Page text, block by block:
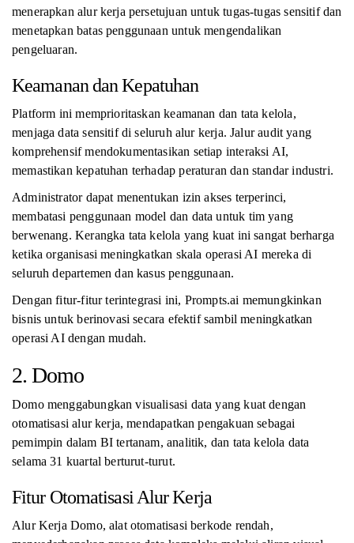
menerapkan alur kerja persetujuan untuk tugas-tugas sensitif dan
menetapkan batas penggunaan untuk mengendalikan
pengeluaran.
Keamanan dan Kepatuhan
Platform ini memprioritaskan keamanan dan tata kelola,
menjaga data sensitif di seluruh alur kerja. Jalur audit yang
komprehensif mendokumentasikan setiap interaksi AI,
memastikan kepatuhan terhadap peraturan dan standar industri.
Administrator dapat menentukan izin akses terperinci,
membatasi penggunaan model dan data untuk tim yang
berwenang. Kerangka tata kelola yang kuat ini sangat berharga
ketika organisasi meningkatkan skala operasi AI mereka di
seluruh departemen dan kasus penggunaan.
Dengan fitur-fitur terintegrasi ini, Prompts.ai memungkinkan
bisnis untuk berinovasi secara efektif sambil meningkatkan
operasi AI dengan mudah.
2. Domo
Domo menggabungkan visualisasi data yang kuat dengan
otomatisasi alur kerja, mendapatkan pengakuan sebagai
pemimpin dalam BI tertanam, analitik, dan tata kelola data
selama 31 kuartal berturut-turut.
Fitur Otomatisasi Alur Kerja
Alur Kerja Domo, alat otomatisasi berkode rendah,